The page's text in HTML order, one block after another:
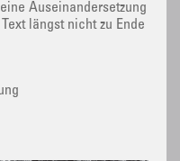
Auseinandersetzung
längst nicht zu Ende